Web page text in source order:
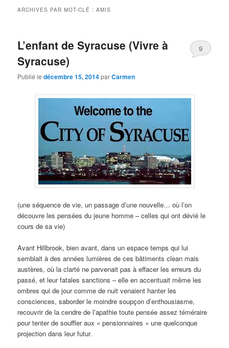
ARCHIVES PAR MOT-CLÉ :AMIS
L’enfant de Syracuse (Vivre à
Syracuse)
Publié ledécembre 15, 2014parCarmen
9
(une séquence de vie, un passage d’une nouvelle… où l’on
découvre les pensées du jeune homme – celles qui ont dévié le
cours de sa vie)
Avant Hillbrook, bien avant, dans un espace temps qui lui
semblait à des années lumières de ces bâtiments clean mais
austères, où la clarté ne parvenait pas à effacer les erreurs du
passé, et leur fatales sanctions – elle en accentuait même les
ombres qui de jour comme de nuit venaient hanter les
consciences, saborder le moindre soupçon d’enthousiasme,
recouvrir de la cendre de l’apathie toute pensée assez téméraire
pour tenter de souffler aux « pensionnaires » une quelconque
projection dans leur futur.